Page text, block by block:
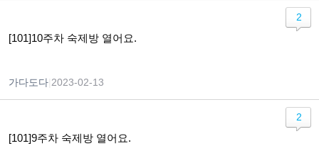
[101]10주차 숙제방 열어요.
가다도다 2023-02-13
2
[101]9주차 숙제방 열어요.
2